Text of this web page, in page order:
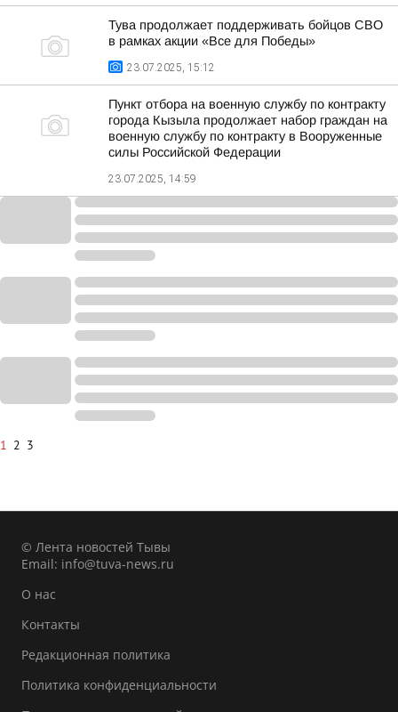
Тува продолжает поддерживать бойцов СВО
в рамках акции «Все для Победы»
23.07.2025, 15:12
Пункт отбора на военную службу по контракту
города Кызыла продолжает набор граждан на
военную службу по контракту в Вооруженные
силы Российской Федерации
23.07.2025, 14:59
1 2 3
© Лента новостей Тывы
Email: info@tuva-news.ru
О нас
Контакты
Редакционная политика
Политика конфиденциальности